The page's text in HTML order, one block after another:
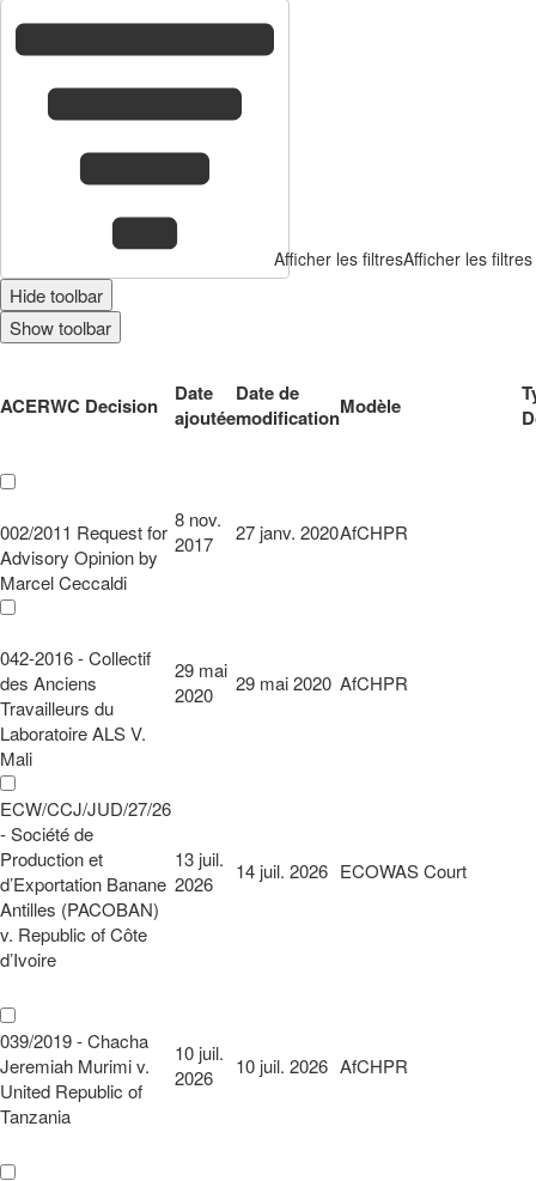
Afficher les filtresAfficher les filtres
Hide toolbar
Show toolbar
ACERWC Decision
Date
ajoutée
Date de
modificationModèle
002/2011 Request for
Advisory Opinion by
Marcel Ceccaldi
8 nov.
2017
27 janv. 2020AfCHPR
042-2016 - Collectif
des Anciens
Travailleurs du
Laboratoire ALS V.
Mali
29 mai
2020
29 mai 2020 AfCHPR
ECW/CCJ/JUD/27/26
- Société de
Production et
d’Exportation Banane
Antilles (PACOBAN)
v. Republic of Côte
d’Ivoire
13 juil.
2026
14 juil. 2026 ECOWAS Court
039/2019 - Chacha
Jeremiah Murimi v.
United Republic of
Tanzania
10 juil.
2026
10 juil. 2026 AfCHPR